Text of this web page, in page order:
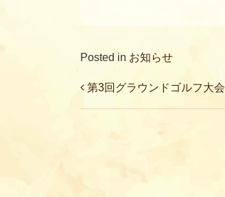
Posted in お知らせ
Post
第3回グラウンドゴルフ大会